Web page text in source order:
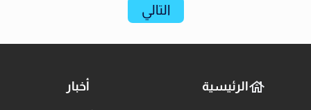
التالي
الرئيسية أخبار